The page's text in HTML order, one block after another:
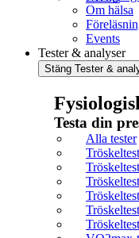
Om hälsa
Events
Tester & analyser
Stäng Tester &
Testa din
Alla tester